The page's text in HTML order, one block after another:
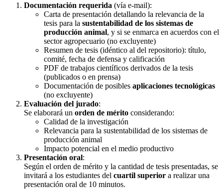
Documentación requerida (vía e-mail):
Carta de presentación detallando la relevancia de la
tesis para la sustentabilidad de los sistemas de
producción animal, y si se enmarca en acuerdos con el
sector agropecuario (no excluyente)
Resumen de tesis (idéntico al del repositorio): título,
comité, fecha de defensa y calificación
PDF de trabajos científicos derivados de la tesis
(publicados o en prensa)
Documentación de posibles aplicaciones tecnológicas
(no excluyente)
Evaluación del jurado:
Se elaborará un orden de mérito considerando:
Calidad de la investigación
Relevancia para la sustentabilidad de los sistemas de
producción animal
Impacto potencial en el medio productivo
Presentación oral:
Según el orden de mérito y la cantidad de tesis presentadas, se
invitará a los estudiantes del cuartil superior a realizar una
presentación oral de 10 minutos.